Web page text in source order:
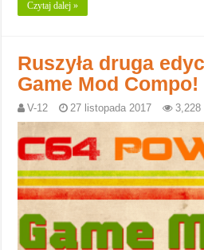
Czytaj dalej »
Ruszyła druga
Game Mod Compo!
V-12 27 listopada 2017 3,228